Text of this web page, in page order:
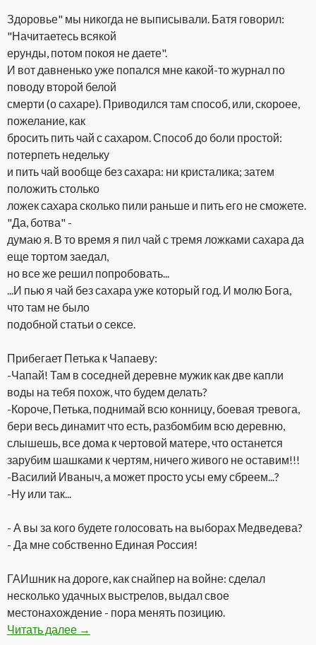
Здоровье" мы никогда не выписывали. Батя говорил:
"Начитаетесь всякой
ерунды, потом покоя не даете".
И вот давненько уже попался мне какой-то журнал по
поводу второй белой
смерти (о сахаре). Приводился там способ, или, скороее,
пожелание, как
бросить пить чай с сахаром. Способ до боли простой:
потерпеть недельку
и пить чай вообще без сахара: ни кристалика; затем
положить столько
ложек сахара сколько пили раньше и пить его не сможете.
"Да, ботва" -
думаю я. В то время я пил чай с тремя ложками сахара да
еще тортом заедал,
но все же решил попробовать...
...И пью я чай без сахара уже который год. И молю Бога,
что там не было
подобной статьи о сексе.
Прибегает Петька к Чапаеву:
-Чапай! Там в соседней деревне мужик как две капли
воды на тебя похож, что будем делать?
-Короче, Петька, поднимай всю конницу, боевая тревога,
бери весь динамит что есть, разбомбим всю деревню,
слышешь, все дома к чертовой матере, что останется
зарубим шашками к чертям, ничего живого не оставим!!!
-Василий Иваныч, а может просто усы ему сбреем...?
-Ну или так...
- А вы за кого будете голосовать на выборах Медведева?
- Да мне собственно Единая Россия!
ГАИшник на дороге, как снайпер на войне: сделал
несколько удачных выстрелов, выдал свое
местонахождение - пора менять позицию.
Читать далее Подборка Анекдотов
→